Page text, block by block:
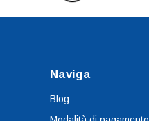
Naviga
Blog